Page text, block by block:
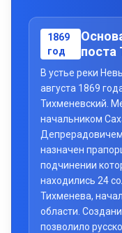
1869
год
поста
В устье реки
августа 1869
Тихменевский.
начальником
назначен
подчинении
находились 24
Тихменева,
области.
позволило